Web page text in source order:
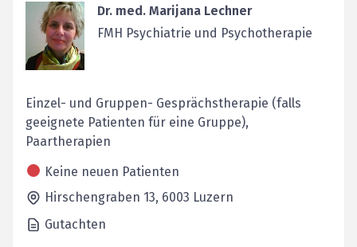
Dr. med. Marijana Lechner
FMH Psychiatrie und Psychotherapie
Einzel- und Gruppen- Gesprächstherapie (falls
geeignete Patienten für eine Gruppe),
Paartherapien
Keine neuen Patienten
Hirschengraben 13, 6003 Luzern
Gutachten